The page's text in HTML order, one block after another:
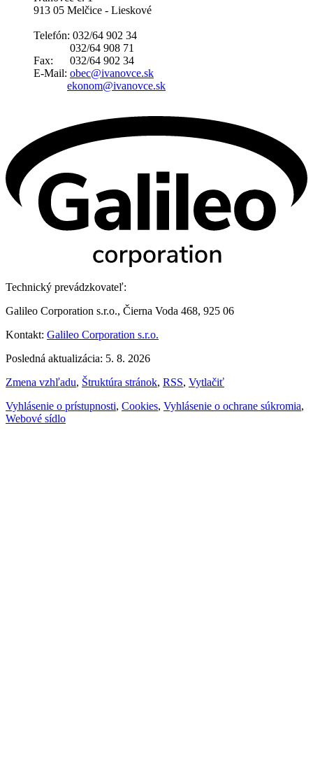
913 05 Melčice - Lieskové
Telefón: 032/64 902 34
032/64 908 71
Fax: 032/64 902 34
E-Mail: obec@ivanovce.sk
ekonom@ivanovce.sk
Technický prevádzkovateľ:
Galileo Corporation s.r.o., Čierna Voda 468, 925 06
Kontakt: Galileo Corporation s.r.o.
Posledná aktualizácia: 5. 8. 2026
Zmena vzhľadu, Štruktúra stránok, RSS, Vytlačiť
Vyhlásenie o prístupnosti, Cookies, Vyhlásenie o ochrane súkromia,
Webové sídlo